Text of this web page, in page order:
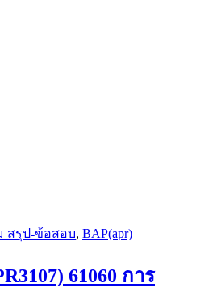
สรุป-ข้อสอบ, BAP(apr)
61060 การ